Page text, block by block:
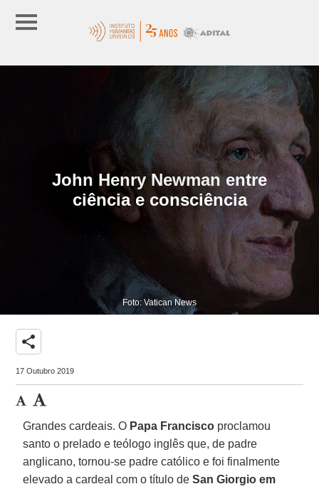
John Henry Newman entre
ciência e consciência
Foto: Vatican News
share
17 Outubro 2019
Grandes cardeais. O Papa Francisco proclamou
santo o prelado e teólogo inglês que, de padre
anglicano, tornou-se padre católico e foi finalmente
elevado a cardeal com o título deSan Giorgio em